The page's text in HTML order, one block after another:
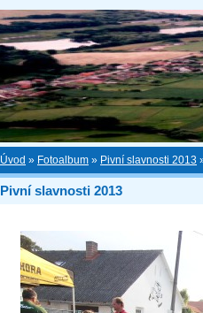
Úvod » Fotoalbum » Pivní slavnosti 2013
Pivní slavnosti 2013